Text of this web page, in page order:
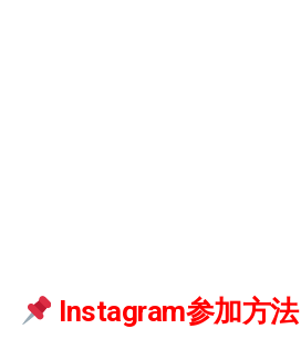
Instagram参加方法